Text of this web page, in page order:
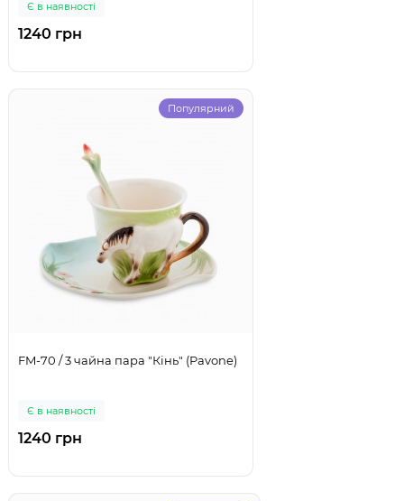
Є в наявності
1240 грн
Популярний
FM-70 / 3 чайна пара "Кінь" (Pavone)
Є в наявності
1240 грн